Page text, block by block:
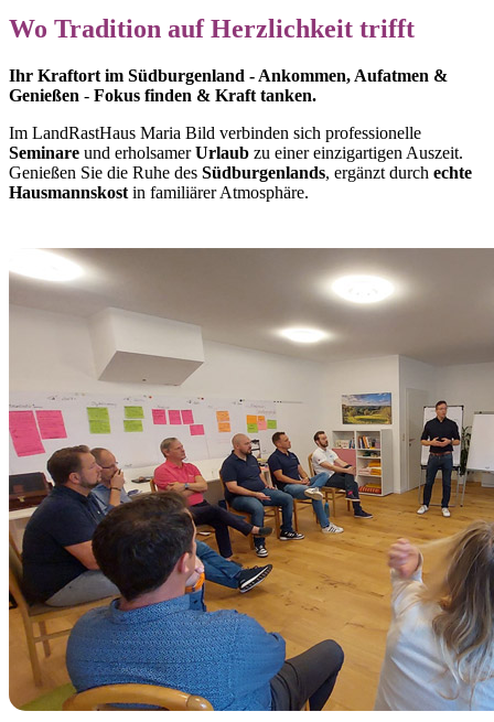
Wo Tradition auf Herzlichkeit trifft
Ihr Kraftort im Südburgenland - Ankommen, Aufatmen &
Genießen - Fokus finden & Kraft tanken.
Im LandRastHaus Maria Bild verbinden sich professionelle
Seminare und erholsamerUrlaub zu einer einzigartigen Auszeit.
Genießen Sie die Ruhe des Südburgenlands, ergänzt durch echte
Hausmannskost in familiärer Atmosphäre.